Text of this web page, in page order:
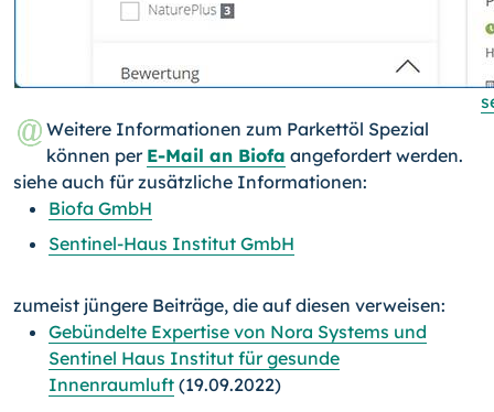
Weitere Informationen zum Parkettöl Spezial
können per E-Mail an Biofa angefordert werden.
siehe auch für zusätzliche Informationen:
Biofa GmbH
Sentinel-Haus Institut GmbH
zumeist jüngere Beiträge, die auf diesen verweisen:
Gebündelte Expertise von Nora Systems und
Sentinel Haus Institut für gesunde
Innenraumluft (19.09.2022)